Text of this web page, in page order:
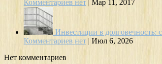
Комментариев нет | Мар 11, 2017
Инвестиции в долговечность:
Комментариев нет | Июл 6, 2026
Нет комментариев